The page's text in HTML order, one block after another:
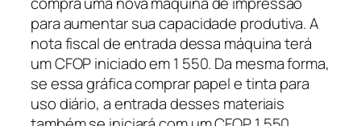
para aumentar sua capacidade produtiva. A
nota fiscal de entrada dessa máquina terá
um CFOP iniciado em 1 550. Da mesma forma,
se essa gráfica comprar papel e tinta para
uso diário, a entrada desses materiais